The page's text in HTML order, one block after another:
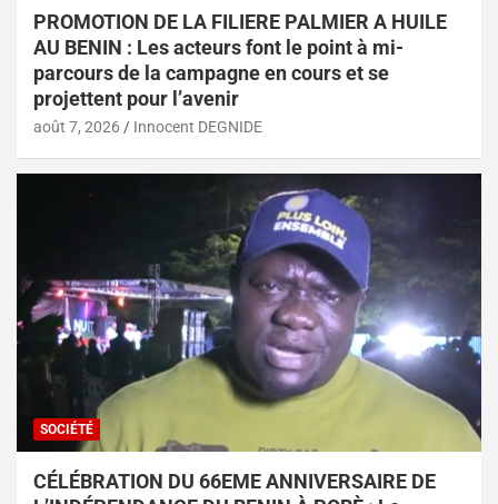
PROMOTION DE LA FILIERE PALMIER A HUILE
AU BENIN : Les acteurs font le point à mi-
parcours de la campagne en cours et se
projettent pour l’avenir
août 7, 2026 Innocent DEGNIDE
SOCIÉTÉ
CÉLÉBRATION DU 66EME ANNIVERSAIRE DE